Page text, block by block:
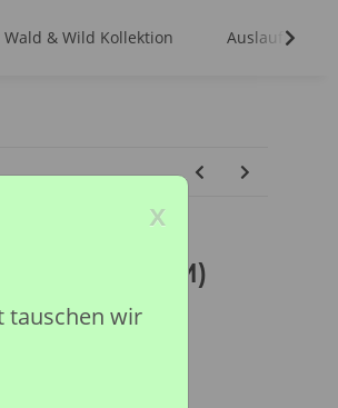
Wald & Wild Kollektion
FALBE (M)
x
tauschen wir